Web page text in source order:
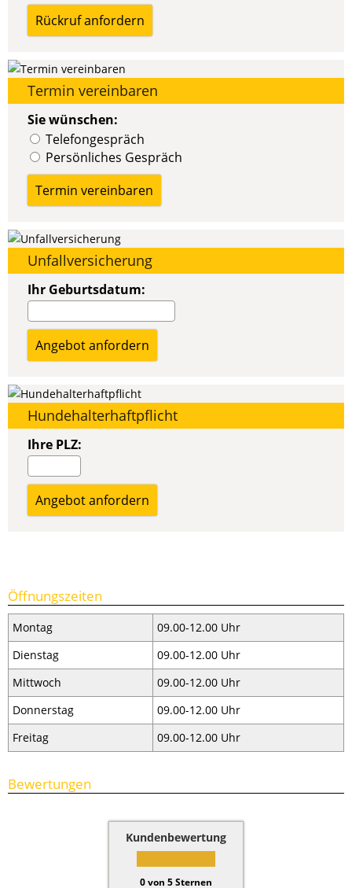
Termin vereinbaren
Sie wünschen:
Telefongespräch
Persönliches Gespräch
Unfallversicherung
Ihr Geburtsdatum:
Hundehalterhaftpflicht
Ihre PLZ:
Öffnungszeiten
Montag
09.00-12.00 Uhr
Dienstag
09.00-12.00 Uhr
Mittwoch
09.00-12.00 Uhr
Donnerstag
09.00-12.00 Uhr
Freitag
09.00-12.00 Uhr
Bewertungen
Kundenbewertung
0von 5Sternen